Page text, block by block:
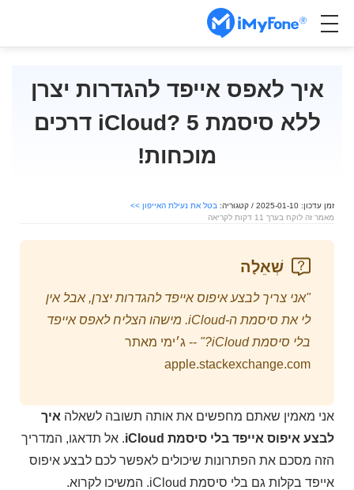
איך לאפס אייפד להגדרות יצרן
ללא סיסמת iCloud? 5 דרכים
מוכחות!
זמן עדכון: 2025-01-10 / קטגוריה:
בטל את נעילת האייפון >>
מאמר זה לוקח בערך 11 דקות לקריאה
שְׁאֵלָה
"אני צריך לבצע איפוס אייפד להגדרות יצרן, אבל אין
לי את סיסמת ה-iCloud. מישהו הצליח לאפס אייפד
בלי סיסמת iCloud?"
-- ג׳ימי מאתר
apple.stackexchange.com
אני מאמין שאתם מחפשים את אותה תשובה לשאלה איך
לבצע איפוס אייפד בלי סיסמת iCloud
. אל תדאגו, המדריך
הזה מסכם את הפתרונות שיכולים לאפשר לכם לבצע איפוס
אייפד בקלות גם בלי סיסמת iCloud. המשיכו לקרוא.